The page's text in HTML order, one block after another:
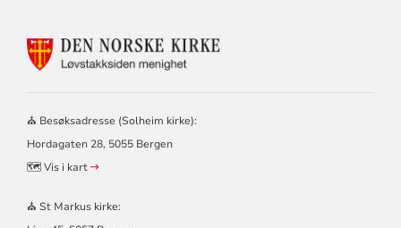
⛪ Besøksadresse (Solheim kirke):
Hordagaten 28, 5055 Bergen
🗺️ Vis i kart
⛪ St Markus kirke: